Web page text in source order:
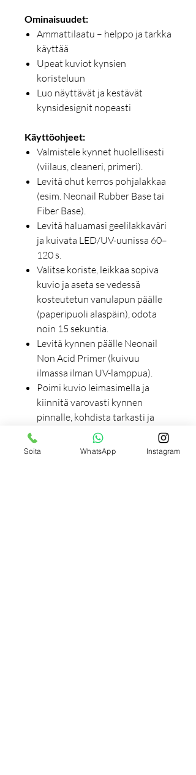
Ominaisuudet:
Ammattilaatu – helppo ja tarkka
käyttää
Upeat kuviot kynsien
koristeluun
Luo näyttävät ja kestävät
kynsidesignit nopeasti
Käyttöohjeet:
Valmistele kynnet huolellisesti
(viilaus, cleaneri, primeri).
Levitä ohut kerros pohjalakkaa
(esim. Neonail Rubber Base tai
Fiber Base).
Levitä haluamasi geelilakkaväri
ja kuivata LED/UV-uunissa 60–
120 s.
Valitse koriste, leikkaa sopiva
kuvio ja aseta se vedessä
kosteutetun vanulapun päälle
(paperipuoli alaspäin), odota
noin 15 sekuntia.
Levitä kynnen päälle Neonail
Non Acid Primer (kuivuu
ilmassa ilman UV-lamppua).
Poimi kuvio leimasimella ja
kiinnitä varovasti kynnen
pinnalle, kohdista tarkasti ja
paina kevyesti sormella.
Viimeistele kerroksella Neonail
Soita WhatsApp Instagram